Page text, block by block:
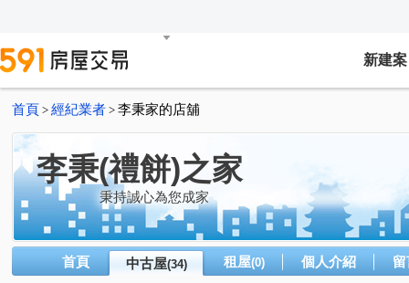
新建案
首頁 > 經紀業者 > 李秉家的店舖
李秉(禮餅)之家
秉持誠心為您成家
首頁 中古屋(34) 租屋(0) 個人介紹